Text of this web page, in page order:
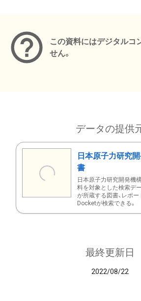
この資料にはデジタルコ
せん。
データの提供
日本原子力研究
書
日本原子力研究開発機
料を対象とした検索デ
が所蔵する図書、レポー
Docketが検索できる。
最終更新日
2022/08/22